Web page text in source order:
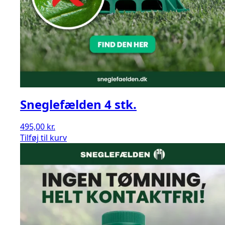
Sneglefælden 4 stk.
495,00 kr.
Sneglefælden
Tilføj til kurv